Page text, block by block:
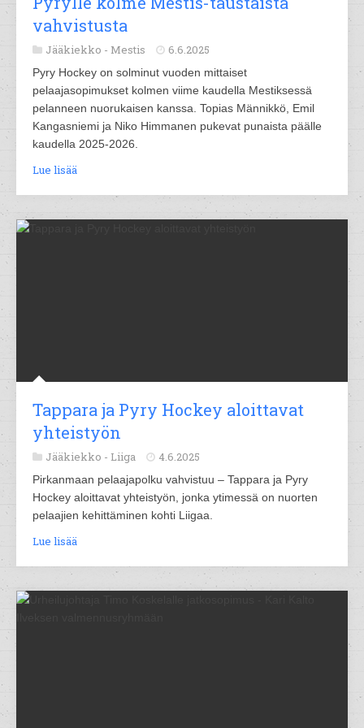
vahvistusta
Jääkiekko - Mestis 6.6.2025
Pyry Hockey on solminut vuoden mittaiset
pelaajasopimukset kolmen viime kaudella Mestiksessä
pelanneen nuorukaisen kanssa. Topias Männikkö, Emil
Kangasniemi ja Niko Himmanen pukevat punaista päälle
kaudella 2025-2026.
Lue lisää
Tappara ja Pyry Hockey aloittavat
yhteistyön
Jääkiekko - Liiga 4.6.2025
Pirkanmaan pelaajapolku vahvistuu – Tappara ja Pyry
Hockey aloittavat yhteistyön, jonka ytimessä on nuorten
pelaajien kehittäminen kohti Liigaa.
Lue lisää